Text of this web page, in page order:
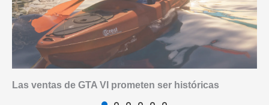
Las ventas de GTA VI prometen ser históricas